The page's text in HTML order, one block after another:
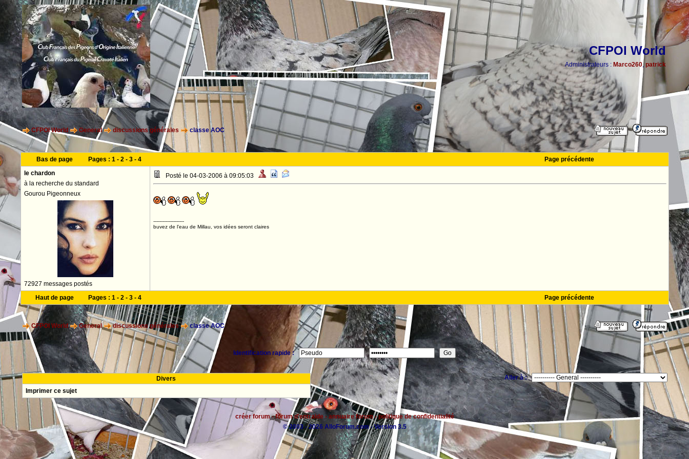
CFPOI World
Administrateurs : Marco260, patrick
CFPOI World General discussions générales classe AOC
Bas de page Pages : 1- 2- 3- 4
Page précédente
le chardon
à la recherche du standard
Gourou Pigeonneux
72927 messages postés
Posté le 04-03-2006 à 09:05:03
--------------------
buvez de l'eau de Millau, vos idées seront claires
Haut de page Pages : 1- 2- 3- 4 Page précédente
CFPOI World General discussions générales classe AOC
Identification rapide :
Divers
Imprimer ce sujet
Aller à :
créer forum-forum d'entraide -annuaire forum-politique de confidentialité
© 2003 - 2026 AlloForum.com - Version 3.5